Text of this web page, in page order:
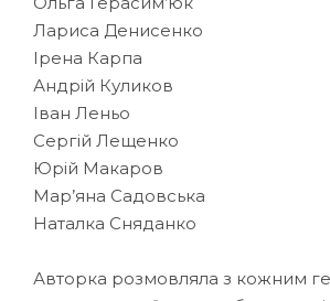
Лариса Денисенко
Iрена Карпа
Андрiй Куликов
Iван Леньо
Сергiй Лещенко
Юрiй Макаров
Мар’яна Садовська
Наталка Сняданко
Авторка розмовляла з кожним